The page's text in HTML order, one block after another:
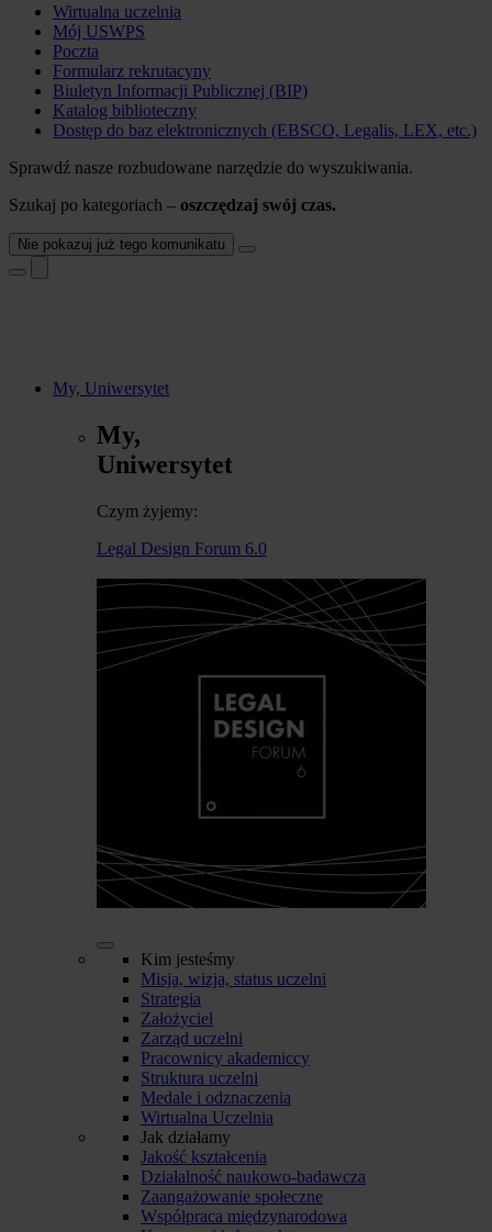
Wirtualna uczelnia
Mój USWPS
Poczta
Formularz rekrutacyny
Biuletyn Informacji Publicznej (BIP)
Katalog biblioteczny
Dostęp do baz elektronicznych (EBSCO, Legalis, LEX, etc.)
Sprawdź nasze rozbudowane narzędzie do wyszukiwania.
Szukaj po kategoriach – oszczędzaj swój czas.
Nie pokazuj już tego komunikatu
My, Uniwersytet
My,
Uniwersytet
Czym żyjemy:
Legal Design Forum 6.0
Kim jesteśmy
Misja, wizja, status uczelni
Strategia
Założyciel
Zarząd uczelni
Pracownicy akademiccy
Struktura uczelni
Medale i odznaczenia
Wirtualna Uczelnia
Jak działamy
Jakość kształcenia
Działalność naukowo-badawcza
Zaangażowanie społeczne
Współpraca międzynarodowa